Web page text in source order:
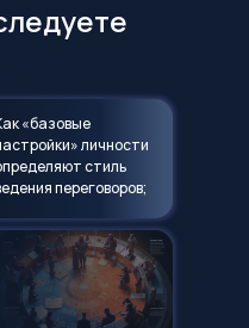
«базовые
личности
стиль
переговоров;